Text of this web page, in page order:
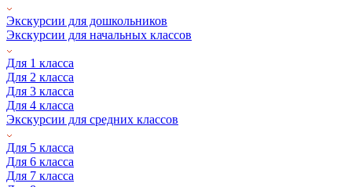
Экскурсии для дошкольников
Экскурсии для начальных классов
Для 1 класса
Для 2 класса
Для 3 класса
Для 4 класса
Экскурсии для средних классов
Для 5 класса
Для 6 класса
Для 7 класса